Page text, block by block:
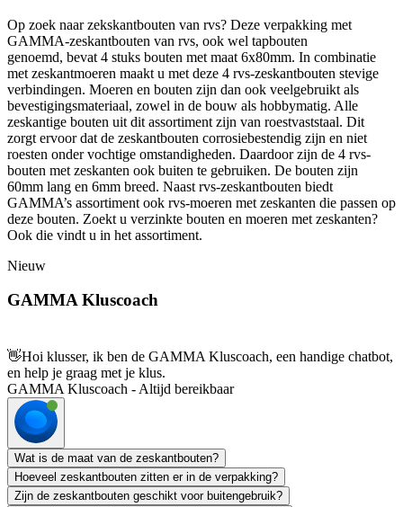
Op zoek naar zekskantbouten van rvs? Deze verpakking met
GAMMA-zeskantbouten van rvs, ook wel tapbouten
genoemd, bevat 4 stuks bouten met maat 6x80mm. In combinatie
met zeskantmoeren maakt u met deze 4 rvs-zeskantbouten stevige
verbindingen. Moeren en bouten zijn dan ook veelgebruikt als
bevestigingsmateriaal, zowel in de bouw als hobbymatig. Alle
zeskantige bouten uit dit assortiment zijn van roestvaststaal. Dit
zorgt ervoor dat de zeskantbouten corrosiebestendig zijn en niet
roesten onder vochtige omstandigheden. Daardoor zijn de 4 rvs-
bouten met zeskanten ook buiten te gebruiken. De bouten zijn
60mm lang en 6mm breed. Naast rvs-zeskantbouten biedt
GAMMA’s assortiment ook rvs-moeren met zeskanten die passen op
deze bouten. Zoekt u verzinkte bouten en moeren met zeskanten?
Ook die vindt u in het assortiment.
Nieuw
GAMMA Kluscoach
👋Hoi klusser, ik ben de GAMMA Kluscoach, een handige chatbot,
en help je graag met je klus.
GAMMA Kluscoach - Altijd bereikbaar
Wat is de maat van de zeskantbouten?
Hoeveel zeskantbouten zitten er in de verpakking?
Zijn de zeskantbouten geschikt voor buitengebruik?